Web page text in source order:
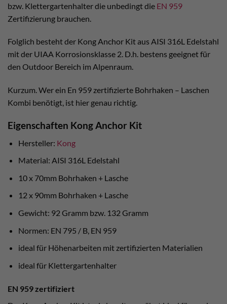
bzw. Klettergartenhalter die unbedingt die EN 959
Zertifizierung brauchen.
Folglich besteht der Kong Anchor Kit aus AISI 316L Edelstahl
mit der UIAA Korrosionsklasse 2. D.h. bestens geeignet für
den Outdoor Bereich im Alpenraum.
Kurzum. Wer ein En 959 zertifizierte Bohrhaken – Laschen
Kombi benötigt, ist hier genau richtig.
Eigenschaften Kong Anchor Kit
Hersteller: Kong
Material: AISI 316L Edelstahl
10 x 70mm Bohrhaken + Lasche
12 x 90mm Bohrhaken + Lasche
Gewicht: 92 Gramm bzw. 132 Gramm
Normen: EN 795 / B, EN 959
ideal für Höhenarbeiten mit zertifizierten Materialien
ideal für Klettergartenhalter
EN 959 zertifiziert